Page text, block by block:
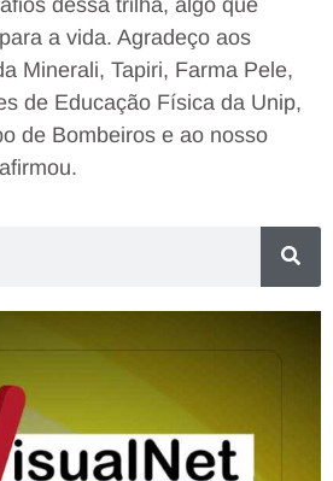
dessa trilha, algo que
a vida. Agradeço aos
Minerali, Tapiri, Farma Pele,
de Educação Física da Unip,
de Bombeiros e ao nosso